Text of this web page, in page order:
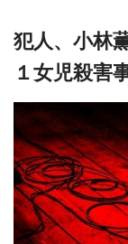
犯人、小林
１女児殺害